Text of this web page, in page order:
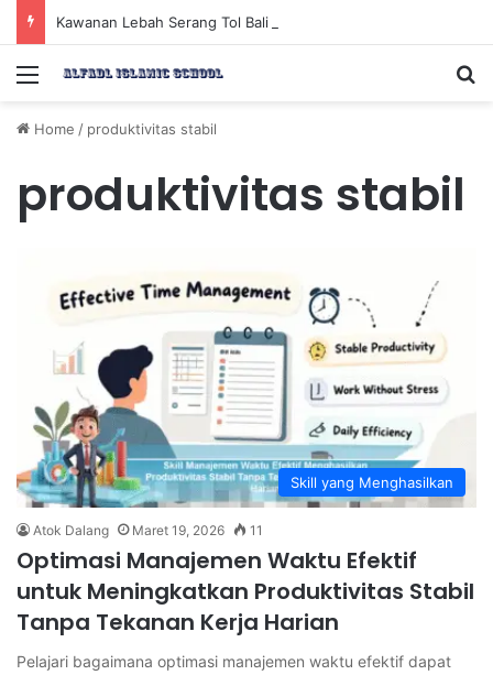
Menu
Home / produktivitas stabil
produktivitas stabil
Skill yang Menghasilkan
Atok Dalang Maret 19, 2026 11
Optimasi Manajemen Waktu Efektif
untuk Meningkatkan Produktivitas Stabil
Tanpa Tekanan Kerja Harian
Pelajari bagaimana optimasi manajemen waktu efektif dapat